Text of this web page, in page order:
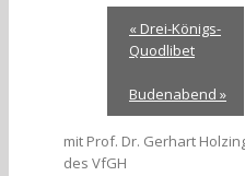
« Drei-Königs-
Quodlibet
Budenabend »
mit Prof. Dr. Gerhart
des VfGH